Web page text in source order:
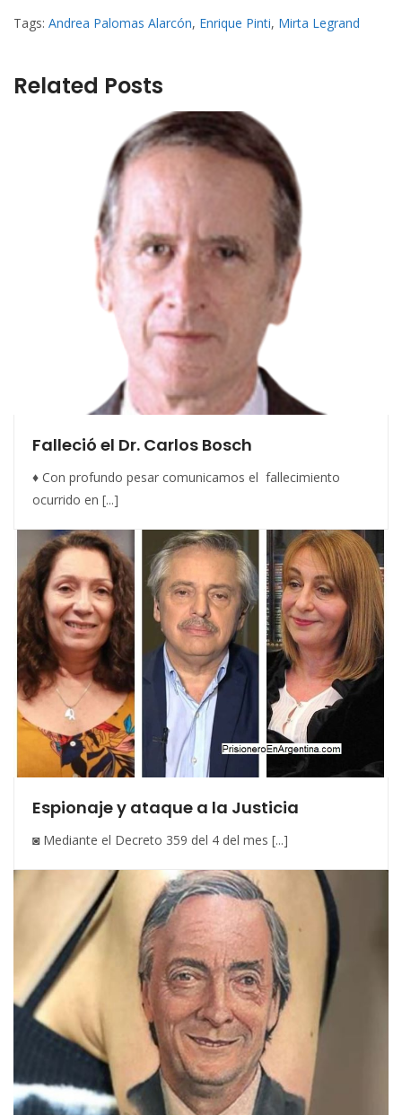
Tags: Andrea Palomas Alarcón, Enrique Pinti, Mirta Legrand
Related Posts
Falleció el Dr. Carlos Bosch
♦ Con profundo pesar comunicamos el fallecimiento
ocurrido en [...]
Espionaje y ataque a la Justicia
◙ Mediante el Decreto 359 del 4 del mes [...]